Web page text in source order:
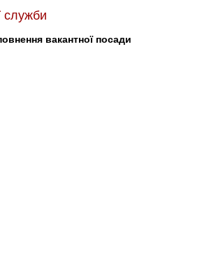
служби
вакантної посади